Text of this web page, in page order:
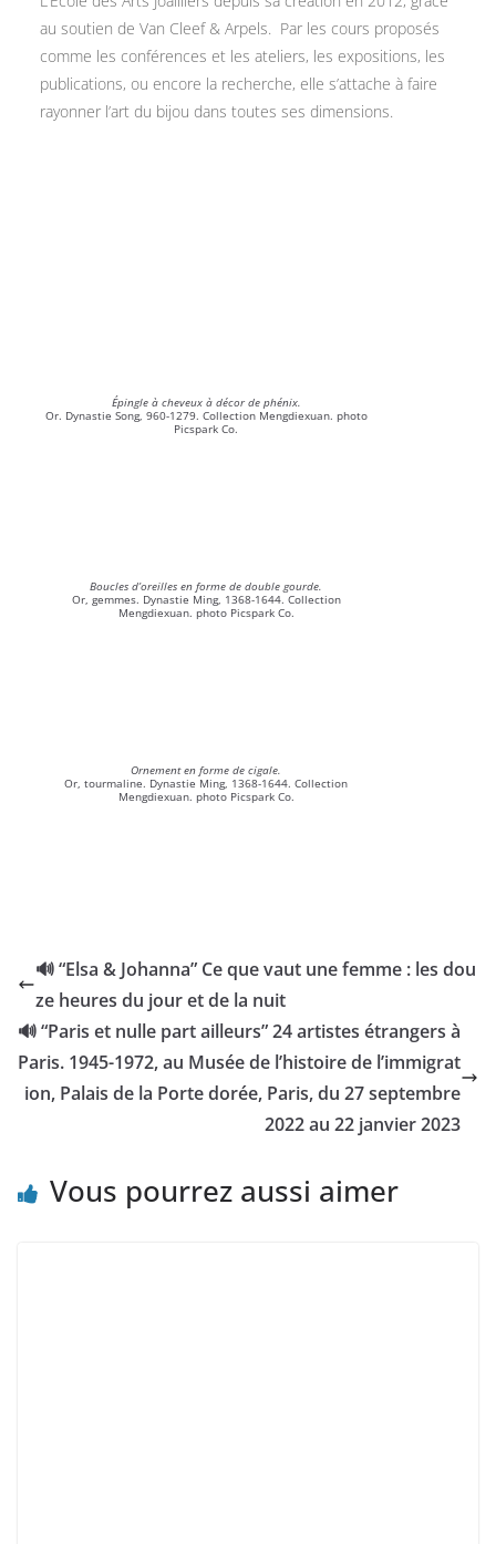
au soutien de Van Cleef & Arpels.
Par les cours proposés
comme les conférences et les ateliers, les expositions, les
publications, ou encore la recherche, elle s’attache à faire
rayonner l’art du bijou dans toutes ses dimensions.
Épingle à cheveux à décor de phénix.
Or. Dynastie Song, 960-1279. Collection Mengdiexuan. photo
Picspark Co.
Boucles d’oreilles en forme de double gourde.
Or, gemmes. Dynastie Ming, 1368-1644. Collection
Mengdiexuan. photo Picspark Co.
Ornement en forme de cigale.
Or, tourmaline. Dynastie Ming, 1368-1644. Collection
Mengdiexuan. photo Picspark Co.
🔊 “Elsa & Johanna” Ce que vaut une femme : les dou
ze heures du jour et de la nuit
🔊 “Paris et nulle part ailleurs” 24 artistes étrangers à
Paris. 1945-1972, au Musée de l’histoire de l’immigrat
ion, Palais de la Porte dorée, Paris, du 27 septembre
2022 au 22 janvier 2023
Vous pourrez aussi aimer